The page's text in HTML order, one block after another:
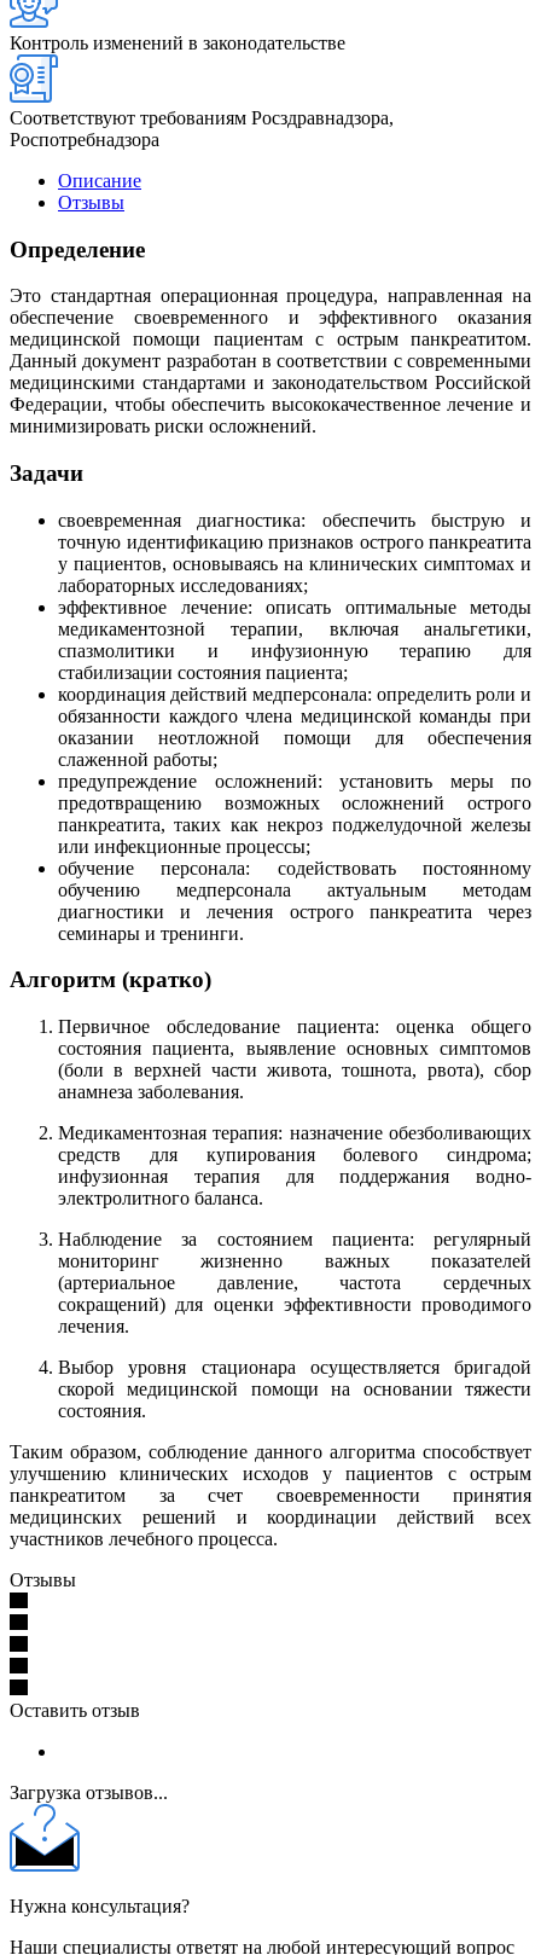
Контроль изменений в законодательстве
Соответствуют требованиям Росздравнадзора,
Роспотребнадзора
Описание
Отзывы
Определение
Это стандартная операционная процедура, направленная на
обеспечение своевременного и эффективного оказания
медицинской помощи пациентам с острым панкреатитом.
Данный документ разработан в соответствии с современными
медицинскими стандартами и законодательством Российской
Федерации, чтобы обеспечить высококачественное лечение и
минимизировать риски осложнений.
Задачи
своевременная диагностика: обеспечить быструю и
точную идентификацию признаков острого панкреатита
у пациентов, основываясь на клинических симптомах и
лабораторных исследованиях;
эффективное лечение: описать оптимальные методы
медикаментозной терапии, включая анальгетики,
спазмолитики и инфузионную терапию для
стабилизации состояния пациента;
координация действий медперсонала: определить роли и
обязанности каждого члена медицинской команды при
оказании неотложной помощи для обеспечения
слаженной работы;
предупреждение осложнений: установить меры по
предотвращению возможных осложнений острого
панкреатита, таких как некроз поджелудочной железы
или инфекционные процессы;
обучение персонала: содействовать постоянному
обучению медперсонала актуальным методам
диагностики и лечения острого панкреатита через
семинары и тренинги.
Алгоритм (кратко)
Первичное обследование пациента: оценка общего
состояния пациента, выявление основных симптомов
(боли в верхней части живота, тошнота, рвота), сбор
анамнеза заболевания.
Медикаментозная терапия: назначение обезболивающих
средств для купирования болевого синдрома;
инфузионная терапия для поддержания водно-
электролитного баланса.
Наблюдение за состоянием пациента: регулярный
мониторинг жизненно важных показателей
(артериальное давление, частота сердечных
сокращений) для оценки эффективности проводимого
лечения.
Выбор уровня стационара осуществляется бригадой
скорой медицинской помощи на основании тяжести
состояния.
Таким образом, соблюдение данного алгоритма способствует
улучшению клинических исходов у пациентов с острым
панкреатитом за счет своевременности принятия
медицинских решений и координации действий всех
участников лечебного процесса.
Отзывы
Оставить отзыв
Загрузка отзывов...
Нужна консультация?
Наши специалисты ответят на любой интересующий вопрос